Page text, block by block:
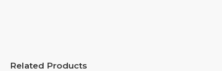
Related Products